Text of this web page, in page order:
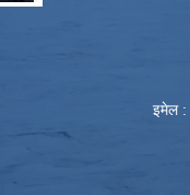
इमेल :